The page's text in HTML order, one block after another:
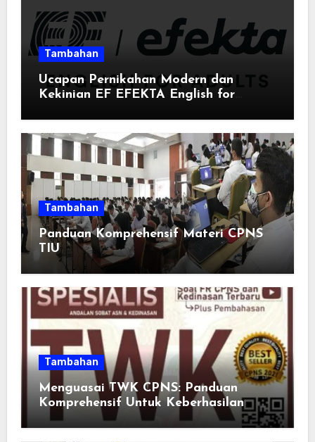
Tambahan
Ucapan Pernikahan Modern dan
Kekinian EF EFEKTA English for
Momen Spesial Semakin Berarti
Tambahan
Panduan Komprehensif Materi CPNS
TIU
Tambahan
Menguasai TWK CPNS: Panduan
Komprehensif Untuk Keberhasilan